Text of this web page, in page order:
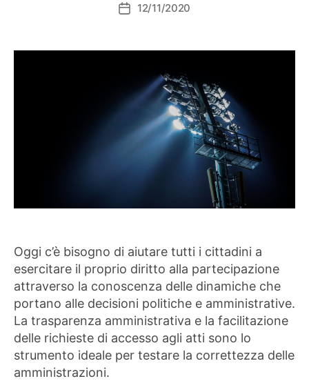
Data12/11/2020
Oggi c’è bisogno di aiutare tutti i cittadini a
esercitare il proprio diritto alla partecipazione
attraverso la conoscenza delle dinamiche che
portano alle decisioni politiche e amministrative.
La trasparenza amministrativa e la facilitazione
delle richieste di accesso agli atti sono lo
strumento ideale per testare la correttezza delle
amministrazioni.